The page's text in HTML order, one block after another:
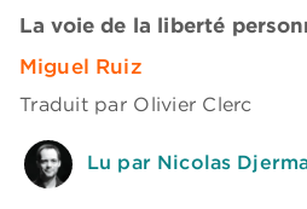
La voie de la liberté
Miguel Ruiz
Traduit par Olivier Clerc
Lu par Nicolas